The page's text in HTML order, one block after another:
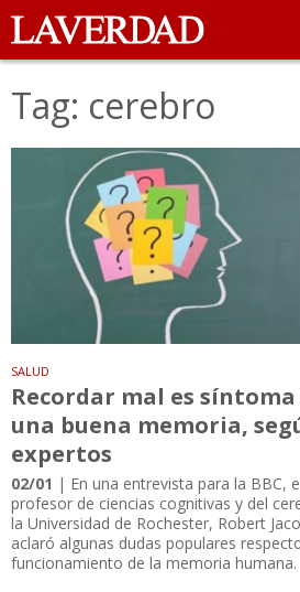
Tag: cerebro
SALUD
Recordar mal es síntoma
una buena memoria,
expertos
02/01 | En una entrevista para la BBC,
profesor de ciencias cognitivas y del
la Universidad de Rochester, Robert
aclaró algunas dudas populares
funcionamiento de la memoria humana.